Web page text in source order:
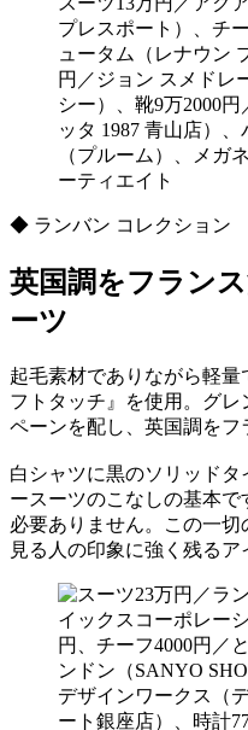
プレスポート）、チ
ュータム（レナウン
円／ジョン スメドレ
シー）、靴9万2000
ッタ 1987 青山店）
（プルーム）、メガ
ーティエイト
◆ ランバン コレクション
英国調をフラン
ーツ
起毛素材でありながら軽
フトタッチ』を使用。グ
ペーンを配し、英国調をフ
白シャツに黒のソリッド
ースーツのこなしの基本
必要ありません。この一切
見る人の印象に強く残るア